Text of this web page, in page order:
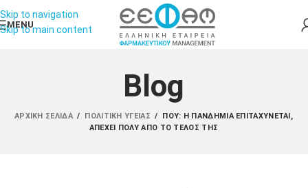
Skip to navigation
Skip to main content
MENU
Blog
ΑΡΧΙΚΉ ΣΕΛΊΔΑ / ΠΟΛΙΤΙΚΉ ΥΓΕΊΑΣ /
ΠΟΥ: Η ΠΑΝΔΗΜΊΑ ΕΠΙΤΑΧΎΝΕΤΑΙ,
ΑΠΈΧΕΙ ΠΟΛΎ ΑΠΌ ΤΟ ΤΈΛΟΣ ΤΗΣ